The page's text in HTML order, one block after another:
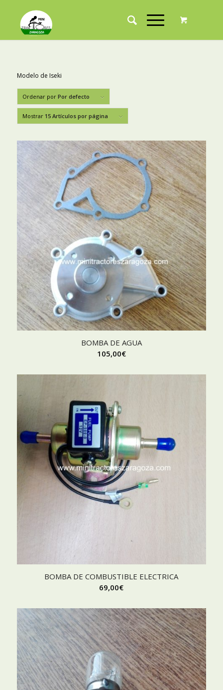
Modelo de Iseki
Ordenar por Por defecto
Mostrar 15 Artículos por página
BOMBA DE AGUA
105,00€
BOMBA DE COMBUSTIBLE ELECTRICA
69,00€